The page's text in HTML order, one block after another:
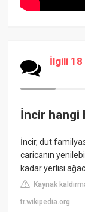
İlgili
İncir hangi
İncir, dut
caricanın
kadar yerlisi
Kaynak
tr.wikipedia.org